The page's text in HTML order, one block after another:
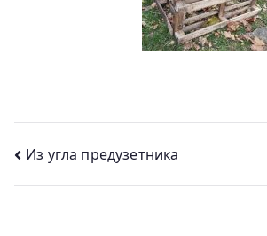
Кретање
чланка
Из угла предузетника